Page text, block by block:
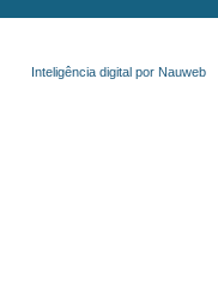
Inteligência digital por Nauweb